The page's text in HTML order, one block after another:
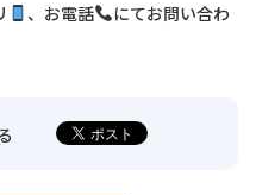
、お電話
にてお問い合わ